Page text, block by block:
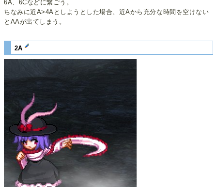
6A、6Cなどに繋ごう。
ちなみに近A>4Aとしようとした場合、近Aから充分な時間を空けない
とAAが出てしまう。
2A